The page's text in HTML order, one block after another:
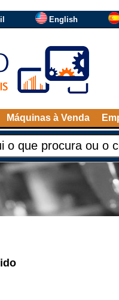
English
Máquinas à Venda